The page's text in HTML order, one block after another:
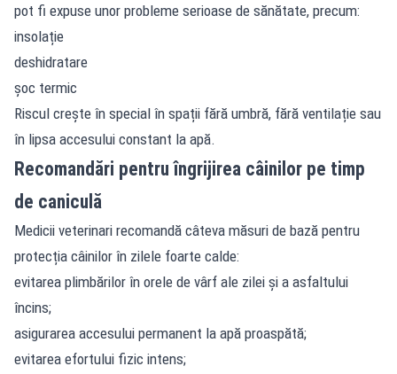
pot fi expuse unor probleme serioase de sănătate, precum:
insolație
deshidratare
șoc termic
Riscul crește în special în spații fără umbră, fără ventilație sau
în lipsa accesului constant la apă.
Recomandări pentru îngrijirea câinilor pe timp
de caniculă
Medicii veterinari recomandă câteva măsuri de bază pentru
protecția câinilor în zilele foarte calde:
evitarea plimbărilor în orele de vârf ale zilei și a asfaltului
încins;
asigurarea accesului permanent la apă proaspătă;
evitarea efortului fizic intens;